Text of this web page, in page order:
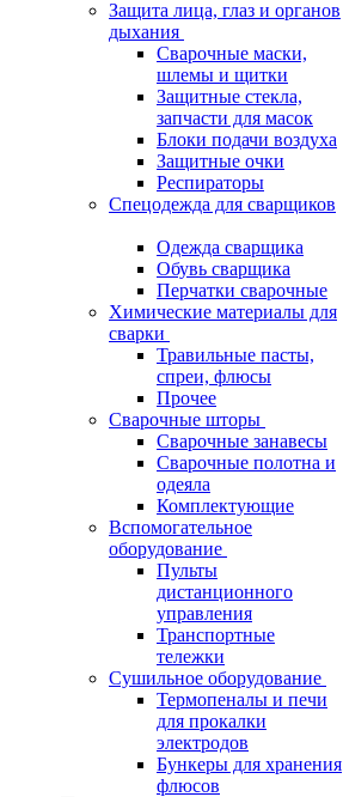
Защита лица, глаз и органов
дыхания
Сварочные маски,
шлемы и щитки
Защитные стекла,
запчасти для масок
Блоки подачи воздуха
Защитные очки
Респираторы
Спецодежда для сварщиков
Одежда сварщика
Обувь сварщика
Перчатки сварочные
Химические материалы для
сварки
Травильные пасты,
спреи, флюсы
Прочее
Сварочные шторы
Сварочные занавесы
Сварочные полотна и
одеяла
Комплектующие
Вспомогательное
оборудование
Пульты
дистанционного
управления
Транспортные
тележки
Сушильное оборудование
Термопеналы и печи
для прокалки
электродов
Бункеры для хранения
флюсов